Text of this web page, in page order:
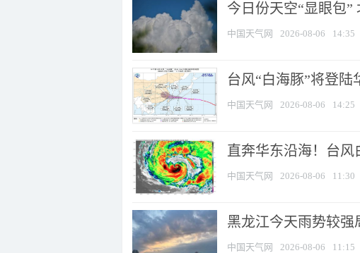
今日份天空“显眼包
中国天气网 2026-08-06 14:35
台风“白海豚”将登
中国天气网 2026-08-06 14:25
直奔华东沿海！台风
中国天气网 2026-08-06 11:30
黑龙江今天雨势较强
中国天气网 2026-08-06 11:15